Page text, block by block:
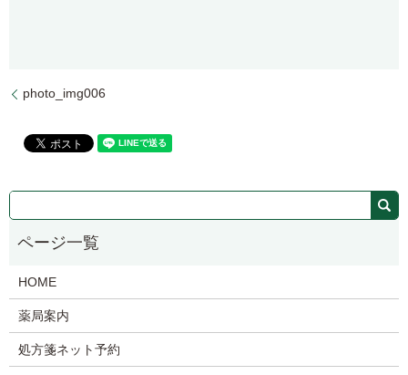
photo_img006
HOME
薬局案内
処方箋ネット予約